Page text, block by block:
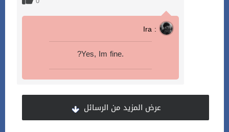
Ira :
?Yes, Im fine.
عرض المزيد من الرسائل